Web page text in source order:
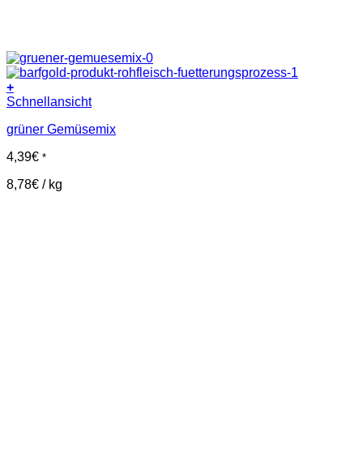
+
Schnellansicht
grüner Gemüsemix
4,39€ *
8,78€ / kg